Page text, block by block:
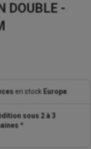
DOUBLE -
en stock Europe
sous 2 à 3
*